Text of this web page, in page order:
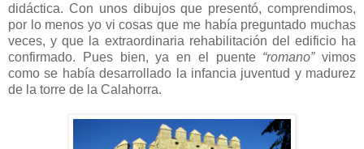
didáctica. Con unos dibujos que presentó, comprendimos,
por lo menos yo vi cosas que me había preguntado muchas
veces, y que la extraordinaria rehabilitación del edificio ha
confirmado. Pues bien, ya en el puente“romano” vimos
como se había desarrollado la infancia juventud y madurez
de la torre de la Calahorra.